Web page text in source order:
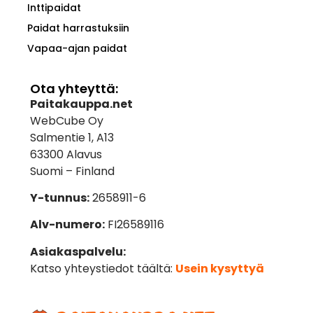
Inttipaidat
Paidat harrastuksiin
Vapaa-ajan paidat
Ota yhteyttä:
Paitakauppa.net
WebCube Oy
Salmentie 1, A13
63300 Alavus
Suomi – Finland
Y-tunnus:2658911-6
Alv-numero:FI26589116
Asiakaspalvelu:
Katso yhteystiedot täältä: Usein kysyttyä